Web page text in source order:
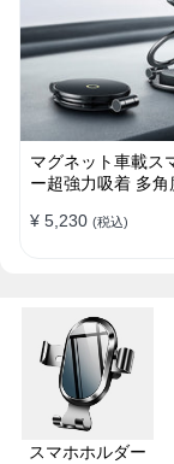
マグネット車載ス
ー超強力吸着 多角
ー 折りたたみ式 片
¥ 5,230 (税込)
スマホホルダー